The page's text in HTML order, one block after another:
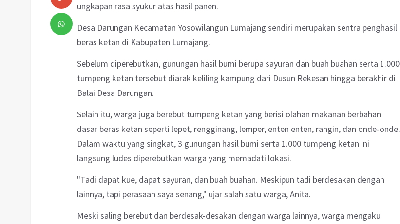
ungkapan rasa syukur atas hasil panen.
Desa Darungan Kecamatan Yosowilangun Lumajang sendiri merupakan sentra penghasil
beras ketan di Kabupaten Lumajang.
Sebelum diperebutkan, gunungan hasil bumi berupa sayuran dan buah buahan serta 1.000
tumpeng ketan tersebut diarak keliling kampung dari Dusun Rekesan hingga berakhir di
Balai Desa Darungan.
Selain itu, warga juga berebut tumpeng ketan yang berisi olahan makanan berbahan
dasar beras ketan seperti lepet, rengginang, lemper, enten enten, rangin, dan onde-onde.
Dalam waktu yang singkat, 3 gunungan hasil bumi serta 1.000 tumpeng ketan ini
langsung ludes diperebutkan warga yang memadati lokasi.
"Tadi dapat kue, dapat sayuran, dan buah buahan. Meskipun tadi berdesakan dengan
lainnya, tapi perasaan saya senang," ujar salah satu warga, Anita.
Meski saling berebut dan berdesak-desakan dengan warga lainnya, warga mengaku